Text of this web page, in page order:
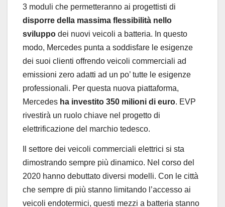
3 moduli che permetteranno ai progettisti di
disporre della massima flessibilità nello
sviluppo dei nuovi veicoli a batteria. In questo
modo, Mercedes punta a soddisfare le esigenze
dei suoi clienti offrendo veicoli commerciali ad
emissioni zero adatti ad un po’ tutte le esigenze
professionali. Per questa nuova piattaforma,
Mercedes ha investito 350 milioni di euro. EVP
rivestirà un ruolo chiave nel progetto di
elettrificazione del marchio tedesco.
Il settore dei veicoli commerciali elettrici si sta
dimostrando sempre più dinamico. Nel corso del
2020 hanno debuttato diversi modelli. Con le città
che sempre di più stanno limitando l’accesso ai
veicoli endotermici, questi mezzi a batteria stanno